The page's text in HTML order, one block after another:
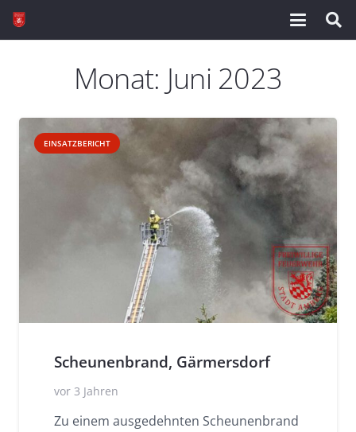
Monat: Juni 2023
EINSATZBERICHT
Scheunenbrand, Gärmersdorf
vor 3 Jahren
Zu einem ausgedehnten Scheunenbrand